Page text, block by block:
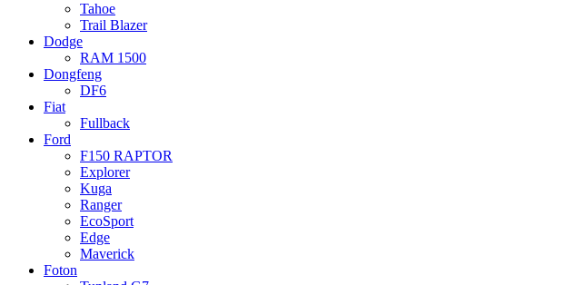
Tahoe
Trail Blazer
Dodge
RAM 1500
Dongfeng
DF6
Fiat
Fullback
Ford
F150 RAPTOR
Explorer
Kuga
Ranger
EcoSport
Edge
Maverick
Foton